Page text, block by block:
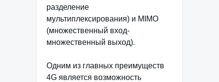
разделение
мультиплексирования) и MIMO
(множественный вход-
множественный выход).
Одним из главных преимуществ
4G является возможность